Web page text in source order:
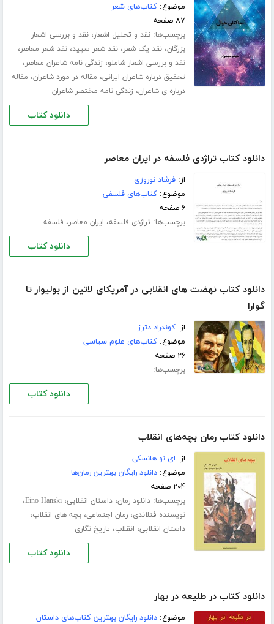
موضوع:کتاب‌های شعر
۸۷ صفحه
برچسب‌ها:نقد و تحلیل اشعار،نقد و بررسی اشعار
بزرگان،نقد یک شعر،نقد شعر سپید،نقد شعر معاصر،
نقد و بررسی اشعار شاملو، زندگی نامه شاعران معاصر،
تحقیق درباره شاعران ایرانی، مقاله در مورد شاعران، مقاله
درباره ی شاعران، زندگی نامه مختصر شاعران
دانلود کتاب
دانلود کتاب تراژدی فلسفه در ایران معاصر
از:فرشاد نوروزی
موضوع:کتاب‌های فلسفی
۶ صفحه
برچسب‌ها: تراژدی فلسفه، ایران معاصر، فلسفه
دانلود کتاب
دانلود کتاب نهضت های انقلابی در آمریكای لاتین از بولیوار تا
گوارا
از:کوندراد دترز
موضوع:کتاب‌های علوم سیاسی
۲۶ صفحه
برچسب‌ها:
دانلود کتاب
دانلود کتاب رمان بچه‌های انقلاب
از: ای نو هانسکی
موضوع:دانلود رایگان بهترین رمان‌ها
۲۰۴ صفحه
برچسب‌ها:دانلود رمان،داستان انقلابی،Eino Hanski،
نویسنده فنلاندی،رمان اجتماعی،بچه های انقلاب،
داستان انقلابی، انقلاب، تاریخ نگاری
دانلود کتاب
دانلود کتاب در طلیعه در بهار
موضوع:دانلود رایگان بهترین کتاب‌های داستان